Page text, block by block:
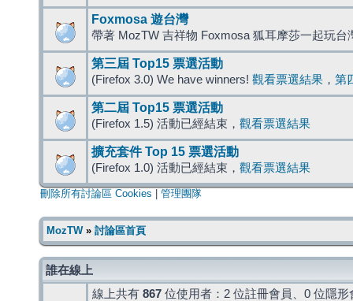
Foxmosa 遊台灣
帶著 MozTW 吉祥物 Foxmosa 狐耳摩莎一起玩台
第三屆 Top15 票選活動
(Firefox 3.0) We have winners! 觀看票選結果 ， 第
第二屆 Top15 票選活動
(Firefox 1.5) 活動已經結束， 觀看票選結果
擴充套件 Top 15 票選活動
(Firefox 1.0) 活動已經結束， 觀看票選結果
刪除所有討論區 Cookies 管理團隊
MozTW» 討論區首頁
誰在線上
線上共有 867 位使用者：2 位註冊會員、0 位隱